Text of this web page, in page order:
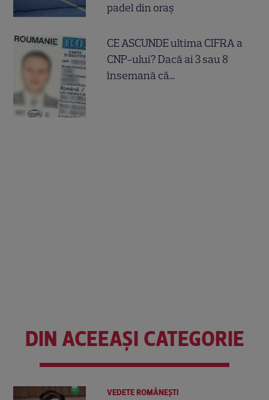
padel din oraș
CE ASCUNDE ultima CIFRA a
CNP-ului? Dacă ai 3 sau 8
însemană că...
DIN ACEEAȘI CATEGORIE
VEDETE ROMÂNEŞTI